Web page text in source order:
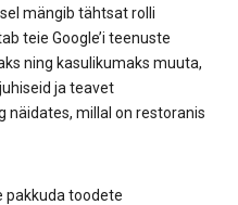
mängib tähtsat rolli
teie Google’i teenuste
ning kasulikumaks muuta,
ja teavet
näidates, millal on restoranis
pakkuda toodete